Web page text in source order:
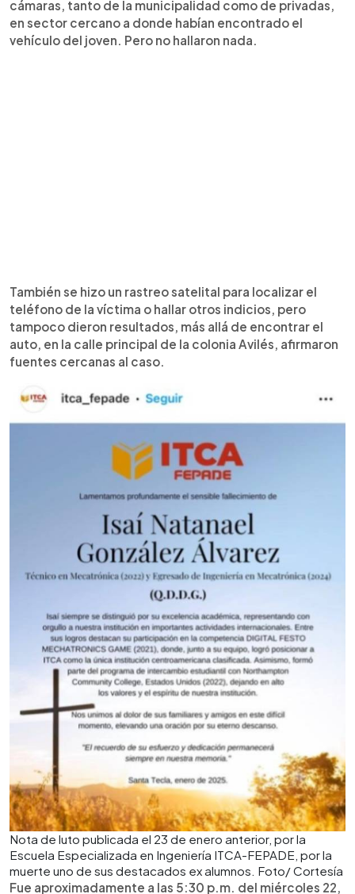
cámaras, tanto de la municipalidad como de privadas,
en sector cercano a donde habían encontrado el
vehículo del joven. Pero no hallaron nada.
También se hizo un rastreo satelital para localizar el
teléfono de la víctima o hallar otros indicios, pero
tampoco dieron resultados, más allá de encontrar el
auto, en la calle principal de la colonia Avilés, afirmaron
fuentes cercanas al caso.
Nota de luto publicada el 23 de enero anterior, por la
Escuela Especializada en Ingeniería ITCA-FEPADE, por la
muerte uno de sus destacados ex alumnos. Foto/ Cortesía
Fue aproximadamente a las 5:30 p.m. del miércoles 22,